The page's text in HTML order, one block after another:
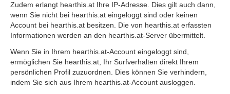
Zudem erlangt hearthis.at Ihre IP-Adresse. Dies gilt auch dann,
wenn Sie nicht bei hearthis.at eingeloggt sind oder keinen
Account bei hearthis.at besitzen. Die von hearthis.at erfassten
Informationen werden an den hearthis.at-Server übermittelt.
Wenn Sie in Ihrem hearthis.at-Account eingeloggt sind,
ermöglichen Sie hearthis.at, Ihr Surfverhalten direkt Ihrem
persönlichen Profil zuzuordnen. Dies können Sie verhindern,
indem Sie sich aus Ihrem hearthis.at-Account ausloggen.